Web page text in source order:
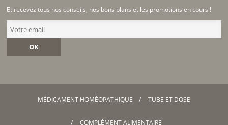
Et recevez tous nos conseils, nos bons plans et les promotions en cours !
OK
MÉDICAMENT HOMÉOPATHIQUE TUBE ET DOSE
COMPLÉMENT ALIMENTAIRE